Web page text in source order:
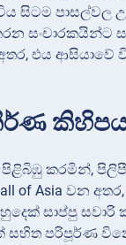
විය සිටම
එය ආසියාවේ
පිළිබිඹු කරමින්,
of Asia වන
සාප්පු සවාරි
සහිත පරිපූර්ණ